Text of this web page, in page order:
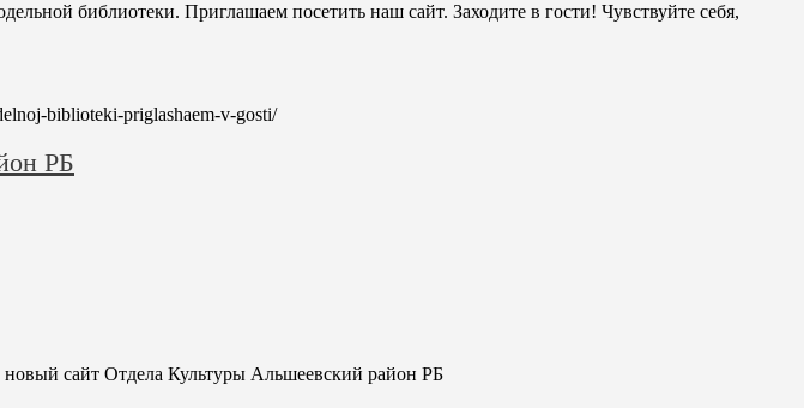
библиотеки. Приглашаем посетить наш сайт. Заходите в гости! Чувствуйте себя,
biblioteki-priglashaem-v-gosti/
РБ
сайт Отдела Культуры Альшеевский район РБ